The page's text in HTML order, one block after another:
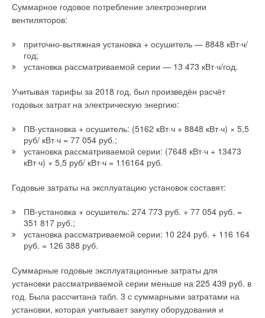
Суммарное годовое потребление электроэнергии
вентиляторов:
приточно-вытяжная установка + осушитель — 8848 кВт·ч/
год;
установка рассматриваемой серии — 13 473 кВт·ч/год.
Учитывая тарифы за 2018 год, был произведён расчёт
годовых затрат на электрическую энергию:
ПВ-установка + осушитель: (5162 кВт·ч + 8848 кВт·ч) × 5,5
руб/ кВт·ч = 77 054 руб.;
установка рассматриваемой серии: (7648 кВт·ч + 13473
кВт·ч) × 5,5 руб/ кВт·ч = 116164 руб.
Годовые затраты на эксплуатацию установок составят:
ПВ-установка + осушитель: 274 773 руб. + 77 054 руб. =
351 817 руб.;
установка рассматриваемой серии: 10 224 руб. + 116 164
руб. = 126 388 руб.
Суммарные годовые эксплуатационные затраты для
установки рассматриваемой серии меньше на 225 439 руб. в
год. Была рассчитана табл. 3 с суммарными затратами на
установки, которая учитывает закупку оборудования и
Ещё одно неоспоримое преимущество термодинамической
или активной рекуперации состоит в том, что исключается
потребность в дополнительных секциях нагрева и
охлаждения.
В настоящее время уже разработаны и производятся
установки, сочетающие в себе устройства приточной и
вытяжной вентиляции, рекуператор воздуха и тепловой
насос вида «воздух–воздух» для активной рекуперации.
Данные приточно-вытяжные рекуперативные установки
организации системы вентиляции в современных зданиях и
сооружениях.
Весь модельный ряд приточно-вытяжных установок (ПВУ) с